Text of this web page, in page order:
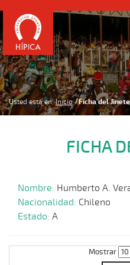
Usted está en: Inicio Ficha del Jinete
FICHA
Nombre: Humberto A.
Nacionalidad: Chileno
Estado: A
Mostrar